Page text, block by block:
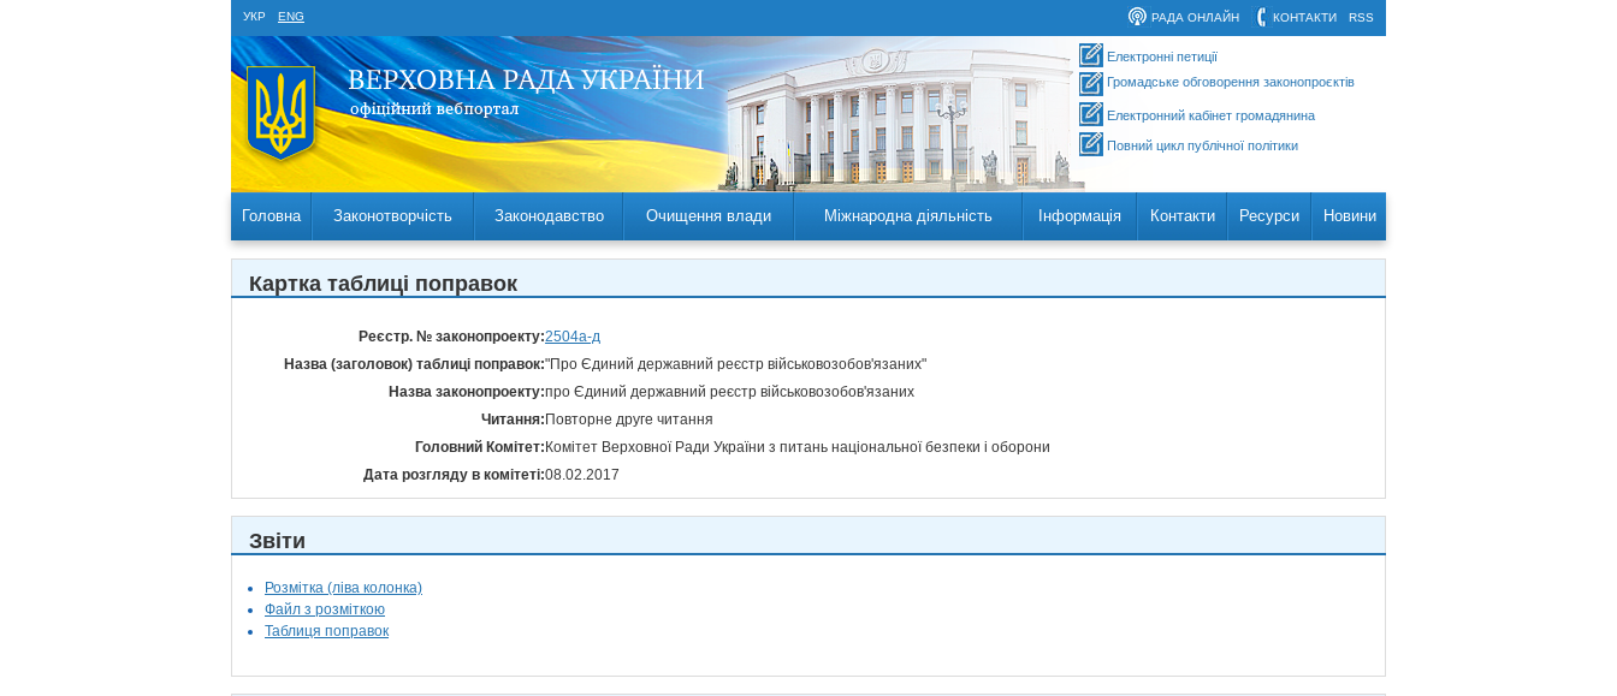
УКР ENG RSS
КОНТАКТИ
РАДА ОНЛАЙН
Електронні петиції
Громадське обговорення законопроєктів
Електронний кабінет громадянина
Повний цикл публічної політики
Головна Законотворчість Законодавство Очищення влади Міжнародна діяльність Інформація Контакти Ресурси Новини
Картка таблиці поправок
Реєстр. № законопроекту:2504а-д
Назва (заголовок) таблиці поправок:"Про Єдиний державний реєстр військовозобов'язаних"
Назва законопроекту:про Єдиний державний реєстр військовозобов'язаних
Читання: Повторне друге читання
Головний Комітет: Комітет Верховної Ради України з питань національної безпеки і оборони
Дата розгляду в комітеті:08.02.2017
Звіти
Розмітка (ліва колонка)
Файл з розміткою
Таблиця поправок